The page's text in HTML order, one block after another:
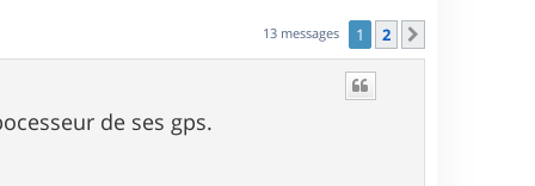
13 messages 1 2
de ses gps.